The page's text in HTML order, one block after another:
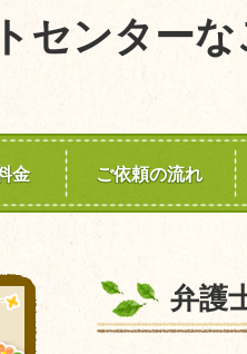
センターな
金 ご依頼の流れ
弁護